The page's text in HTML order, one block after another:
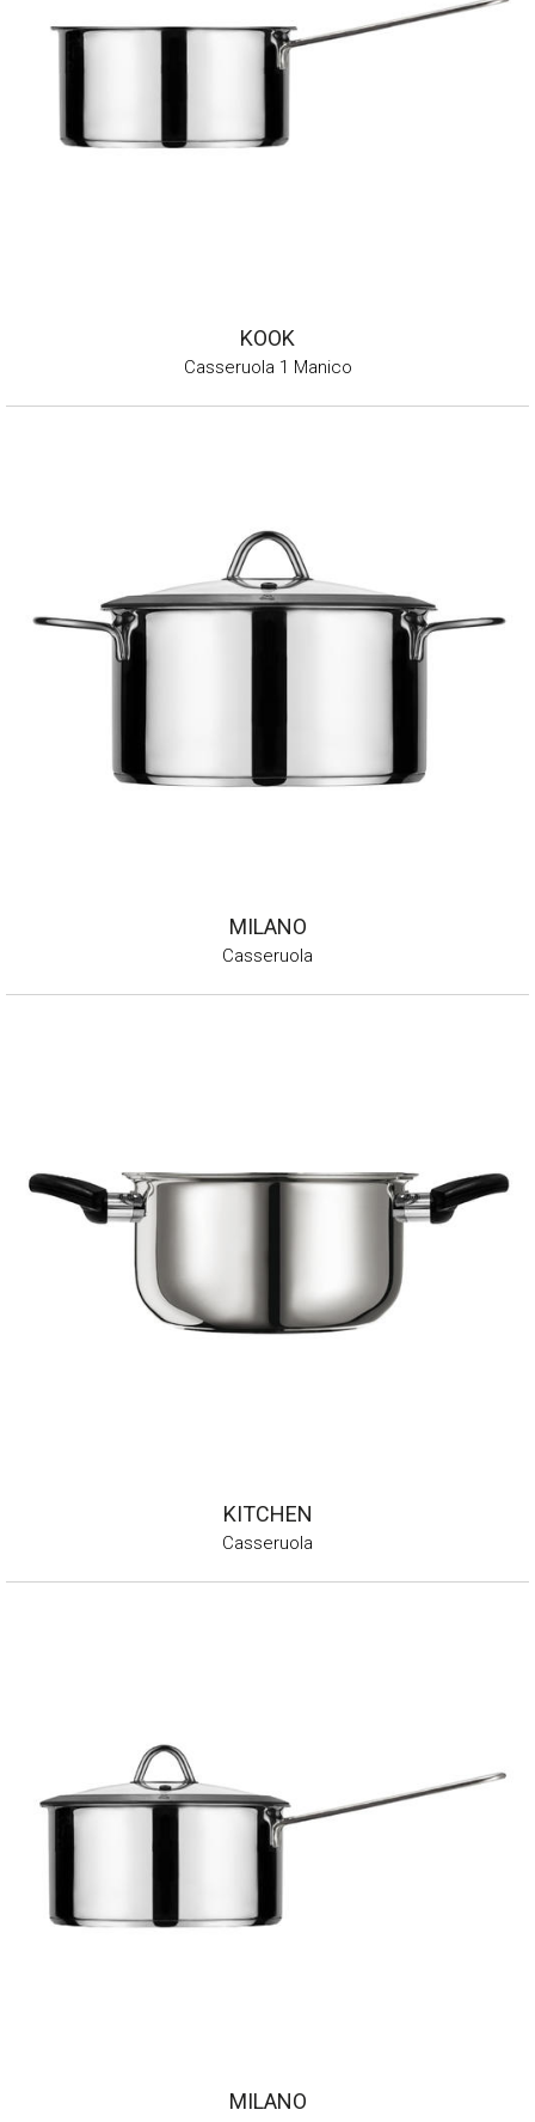
KOOK
Casseruola 1 Manico
MILANO
Casseruola
KITCHEN
Casseruola
MILANO